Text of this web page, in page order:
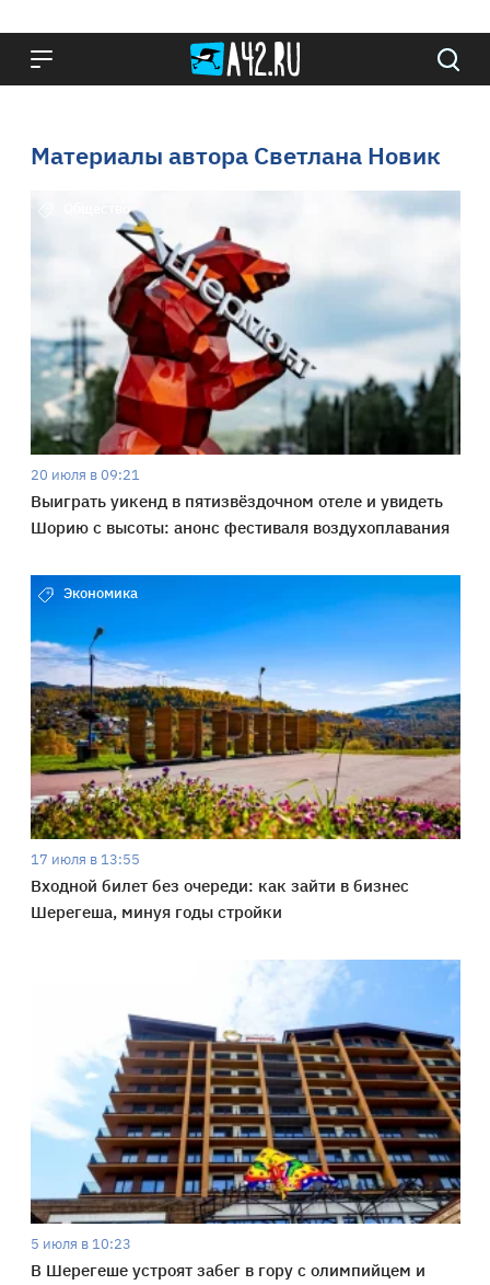
Материалы автора Светлана Новик
Общество
20 июля в 09:21
Выиграть уикенд в пятизвёздочном отеле и увидеть
Шорию с высоты: анонс фестиваля воздухоплавания
Экономика
17 июля в 13:55
Входной билет без очереди: как зайти в бизнес
Шерегеша, минуя годы стройки
5 июля в 10:23
В Шерегеше устроят забег в гору с олимпийцем и